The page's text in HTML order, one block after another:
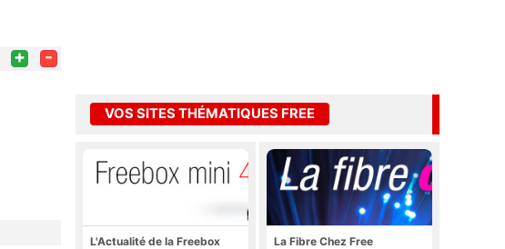
+ -
VOS SITES THÉMATIQUES FREE
L'Actualité de la Freebox
La Fibre Chez Free